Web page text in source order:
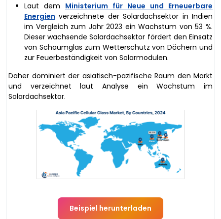
Laut dem Ministerium für Neue und Erneuerbare
Energien verzeichnete der Solardachsektor in Indien
im Vergleich zum Jahr 2023 ein Wachstum von 53 %.
Dieser wachsende Solardachsektor fördert den Einsatz
von Schaumglas zum Wetterschutz von Dächern und
zur Feuerbeständigkeit von Solarmodulen.
Daher dominiert der asiatisch-pazifische Raum den Markt
und verzeichnet laut Analyse ein Wachstum im
Solardachsektor.
Beispiel herunterladen